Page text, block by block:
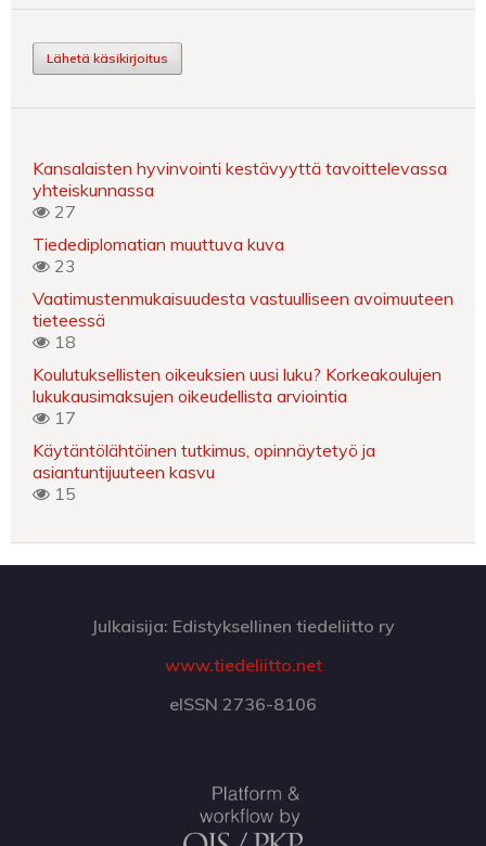
Lähetä käsikirjoitus
Kansalaisten hyvinvointi kestävyyttä tavoittelevassa
yhteiskunnassa
27
Tiedediplomatian muuttuva kuva
23
Vaatimustenmukaisuudesta vastuulliseen avoimuuteen
tieteessä
18
Koulutuksellisten oikeuksien uusi luku? Korkeakoulujen
lukukausimaksujen oikeudellista arviointia
17
Käytäntölähtöinen tutkimus, opinnäytetyö ja
asiantuntijuuteen kasvu
15
Julkaisija: Edistyksellinen tiedeliitto ry
www.tiedeliitto.net
eISSN 2736-8106